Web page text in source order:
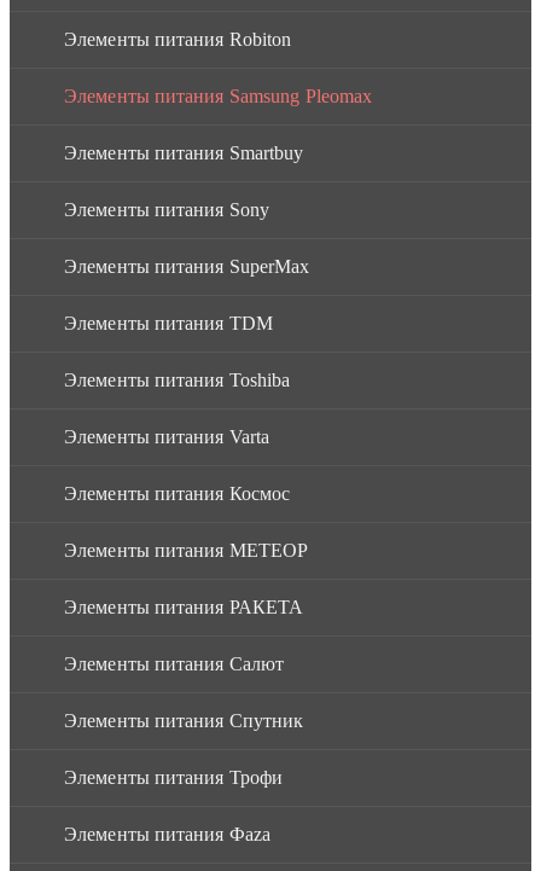
Элементы питания Robiton
Элементы питания Samsung Pleomax
Элементы питания Smartbuy
Элементы питания Sony
Элементы питания SuperMax
Элементы питания TDM
Элементы питания Toshiba
Элементы питания Varta
Элементы питания Космос
Элементы питания МЕТЕОР
Элементы питания РАКЕТА
Элементы питания Салют
Элементы питания Спутник
Элементы питания Трофи
Элементы питания Фaza